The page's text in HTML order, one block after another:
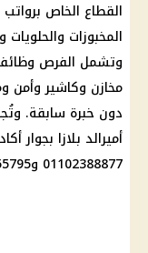
القطاع الخاص
المخبوزات
وتشمل الفرص
مخازن وكاشير وأمن
دون خبرة سابقة.
أميرالد بلازا بجوار
01102388877 و01149955795.